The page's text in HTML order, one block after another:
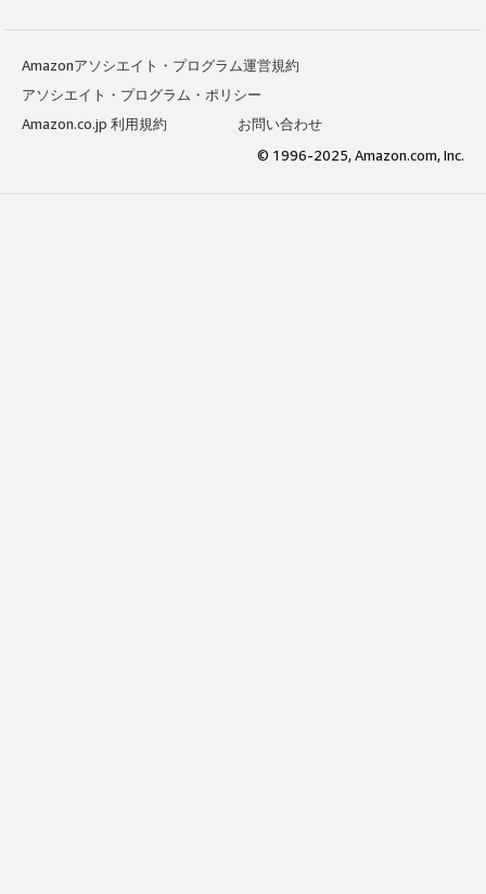
Amazonアソシエイト・プログラム運営規約
アソシエイト・プログラム・ポリシー
Amazon.co.jp 利用規約
お問い合わせ
© 1996-2025, Amazon.com, Inc.